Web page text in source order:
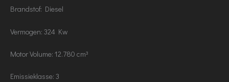
Brandstof: Diesel
Vermogen: 324 Kw
Motor Volume: 12.780 cm³
Emissieklasse: 3